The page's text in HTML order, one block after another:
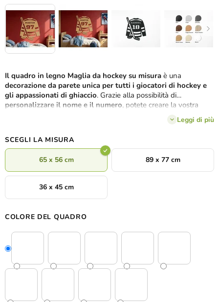
Il quadro in legno Maglia da hockey su misura è una
decorazione da parete unica per tutti i giocatori di hockey e
gli appassionati di ghiaccio. Grazie alla possibilità di
personalizzare il nome e il numero, potete creare la vostra
maglia personale, esattamente come volete voi o come regalo
originale. L'intaglio preciso mette in risalto ogni dettaglio,
di colore, aggiungi il tuo nome e il tuo numero e ottieni una
maglia in legno con l'anima del giocatore
Leggi di più
SCEGLI LA MISURA
65 x 56 cm 89 x 77 cm
36 x 45 cm
COLORE DEL QUADRO